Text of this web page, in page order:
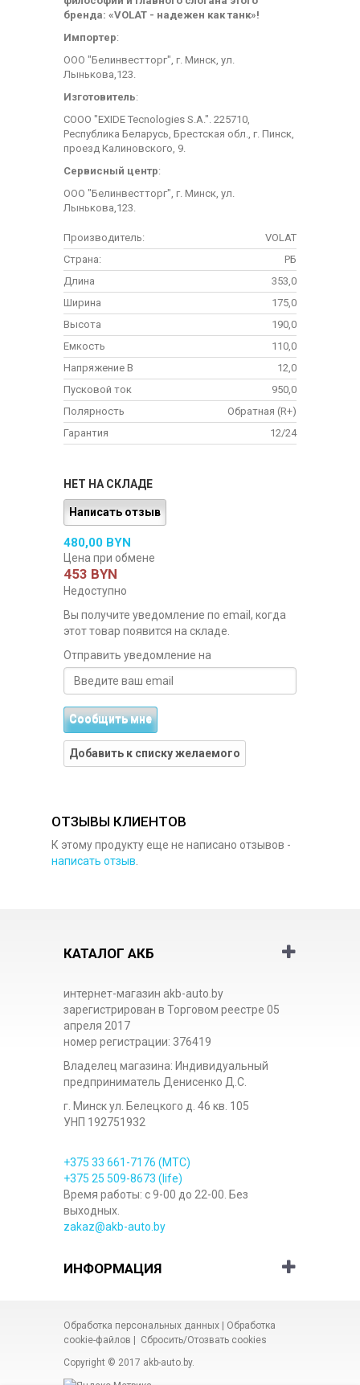
бренда: «VOLAT - надежен как танк»!
Импортер:
ООО "Белинвестторг", г. Минск, ул.
Лынькова,123.
Изготовитель:
СООО "EXIDE Tecnologies S.A.". 225710,
Республика Беларусь, Брестская обл., г. Пинск,
проезд Калиновского, 9.
Сервисный центр:
ООО "Белинвестторг", г. Минск, ул.
Лынькова,123.
Производитель:
VOLAT
Страна:
РБ
Длина
353,0
Ширина
175,0
Высота
190,0
Емкость
110,0
Напряжение В
12,0
Пусковой ток
950,0
Полярность
Обратная (R+)
Гарантия
12/24
НЕТ НА СКЛАДЕ
Написать отзыв
480,00 BYN
Цена при обмене
453 BYN
Недоступно
Вы получите уведомление по email, когда
этот товар появится на складе.
Отправить уведомление на
Сообщить мне
Добавить к списку желаемого
ОТЗЫВЫ КЛИЕНТОВ
К этому продукту еще не написано отзывов -
написать отзыв.
КАТАЛОГ АКБ
интернет-магазин akb-auto.by
зарегистрирован в Торговом реестре 05
апреля 2017
номер регистрации: 376419
Владелец магазина: Индивидуальный
предприниматель Денисенко Д.С.
г. Минск ул. Белецкого д. 46 кв. 105
УНП 192751932
+375 33 661-7176 (МТС)
+375 25 509-8673 (life)
Время работы: с 9-00 до 22-00. Без
выходных.
zakaz@akb-auto.by
ИНФОРМАЦИЯ
Обработка персональных данных
Обработка
cookie-файлов
Сбросить/Отозвать cookies
Copyright © 2017 akb-auto.by.